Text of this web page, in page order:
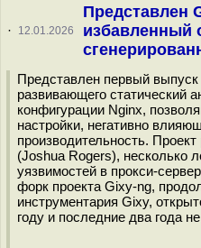
· 12.01.2026
Представлен
избавленный
Представлен первый
развивающего статический
конфигурации Nginx,
настройки, негативно
производительность.
(Joshua Rogers), несколько
уязвимостей в прокси-
форк проекта Gixy-ng,
инструментария Gixy,
году и последние два года